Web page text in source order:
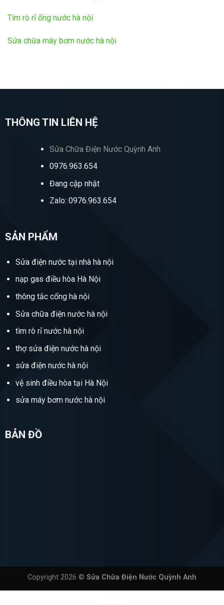
Tìm rò rỉ ống nước hà nội
Sửa chữa máy bơm nước hà nội
THÔNG TIN LIÊN HỆ
Sửa Chữa Điện Nước Quỳnh Anh
0976.963.654
Đang cập nhật
Zalo: 0976.963.654
SẢN PHẨM
Sửa điện nước tại nhà hà nội
nạp gas điều hòa Hà Nội
thông tắc cống hà nội
Sửa chữa điện nước hà nội
tìm rò rỉ nước hà nội
thợ sửa điện nước hà nội
sửa điện nước hà nội
vệ sinh điều hòa tại Hà Nội
sửa máy bơm nước hà nội
BẢN ĐỒ
Copyright 2026 © Sửa Chữa Điện Nước Quỳnh Anh